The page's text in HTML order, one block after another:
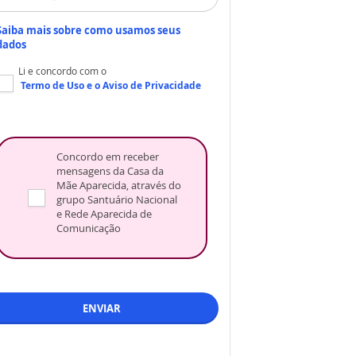
mais sobre como usamos seus
Li e concordo com o
Termo de Usoe oAviso de Privacidade
Concordo em receber
mensagens da Casa da
Mãe Aparecida, através do
grupo Santuário Nacional
e Rede Aparecida de
Comunicação
ENVIAR